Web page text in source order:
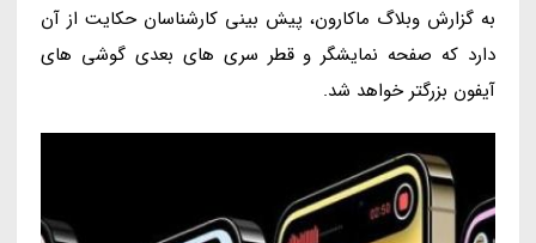
به گزارش وبلاگ ماکارون، پیش بینی کارشناسان حکایت از آن
دارد که صفحه نمایشگر و قطر سری های بعدی گوشی های
آیفون بزرگتر خواهد شد.